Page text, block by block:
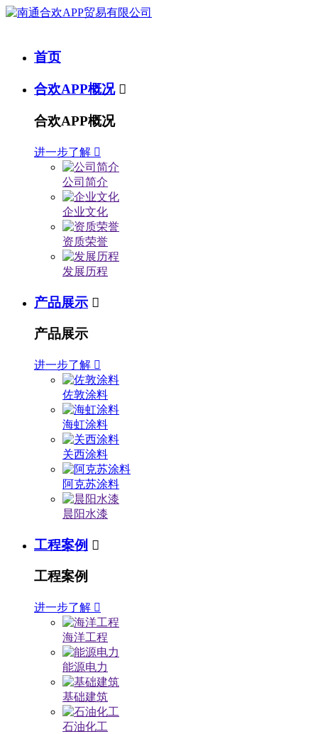
首页
合欢APP概况 
合欢APP概况
进一步了解 
公司简介
企业文化
资质荣誉
发展历程
产品展示 
产品展示
进一步了解 
佐敦涂料
海虹涂料
关西涂料
阿克苏涂料
晨阳水漆
工程案例 
工程案例
进一步了解 
海洋工程
能源电力
基础建筑
石油化工